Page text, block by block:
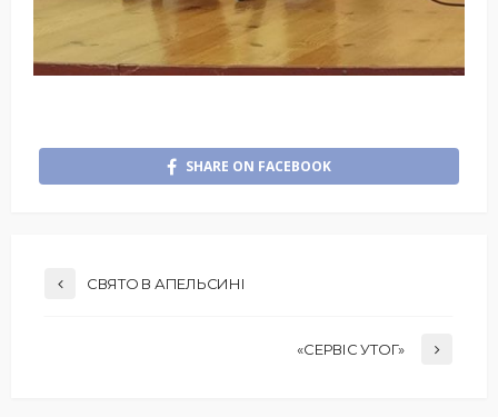
SHARE ON FACEBOOK
СВЯТО В АПЕЛЬСИНІ
«СЕРВІС УТОГ»